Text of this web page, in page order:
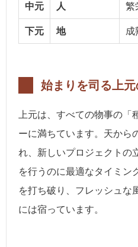
中元 人 繁
下元 地 成
始まりを司る上元
上元は、すべての物事の
ーに満ちています。天から
れ、新しいプロジェクトの
を行うのに最適なタイミン
を打ち破り、フレッシュな
には宿っています。